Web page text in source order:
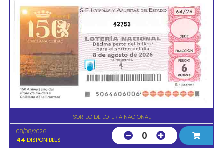
42753
SORTEO DE LOTERIA NACIONAL
08/08/2026
44 DISPONIBLES 0